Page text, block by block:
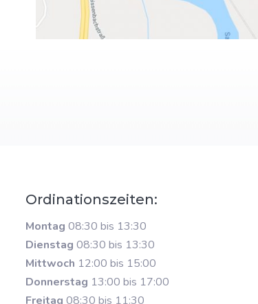
Ordinationszeiten:
Montag 08:30 bis 13:30
Dienstag 08:30 bis 13:30
Mittwoch 12:00 bis 15:00
Donnerstag 13:00 bis 17:00
Freitag 08:30 bis 11:30